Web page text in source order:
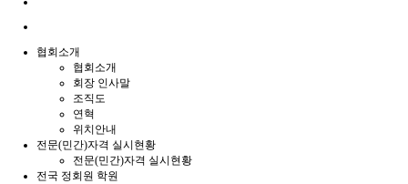
협회소개
협회소개
회장 인사말
조직도
연혁
위치안내
전문(민간)자격 실시현황
전문(민간)자격 실시현황
전국 정회원 학원